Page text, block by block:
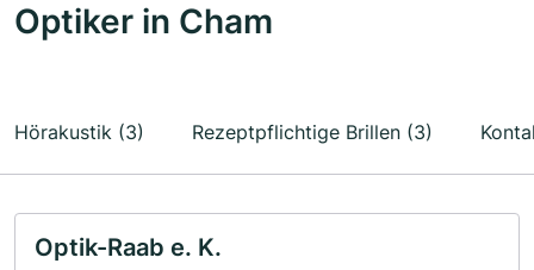
Optiker in Cham
Hörakustik (3) Rezeptpflichtige Brillen (3)
Optik-Raab e. K.